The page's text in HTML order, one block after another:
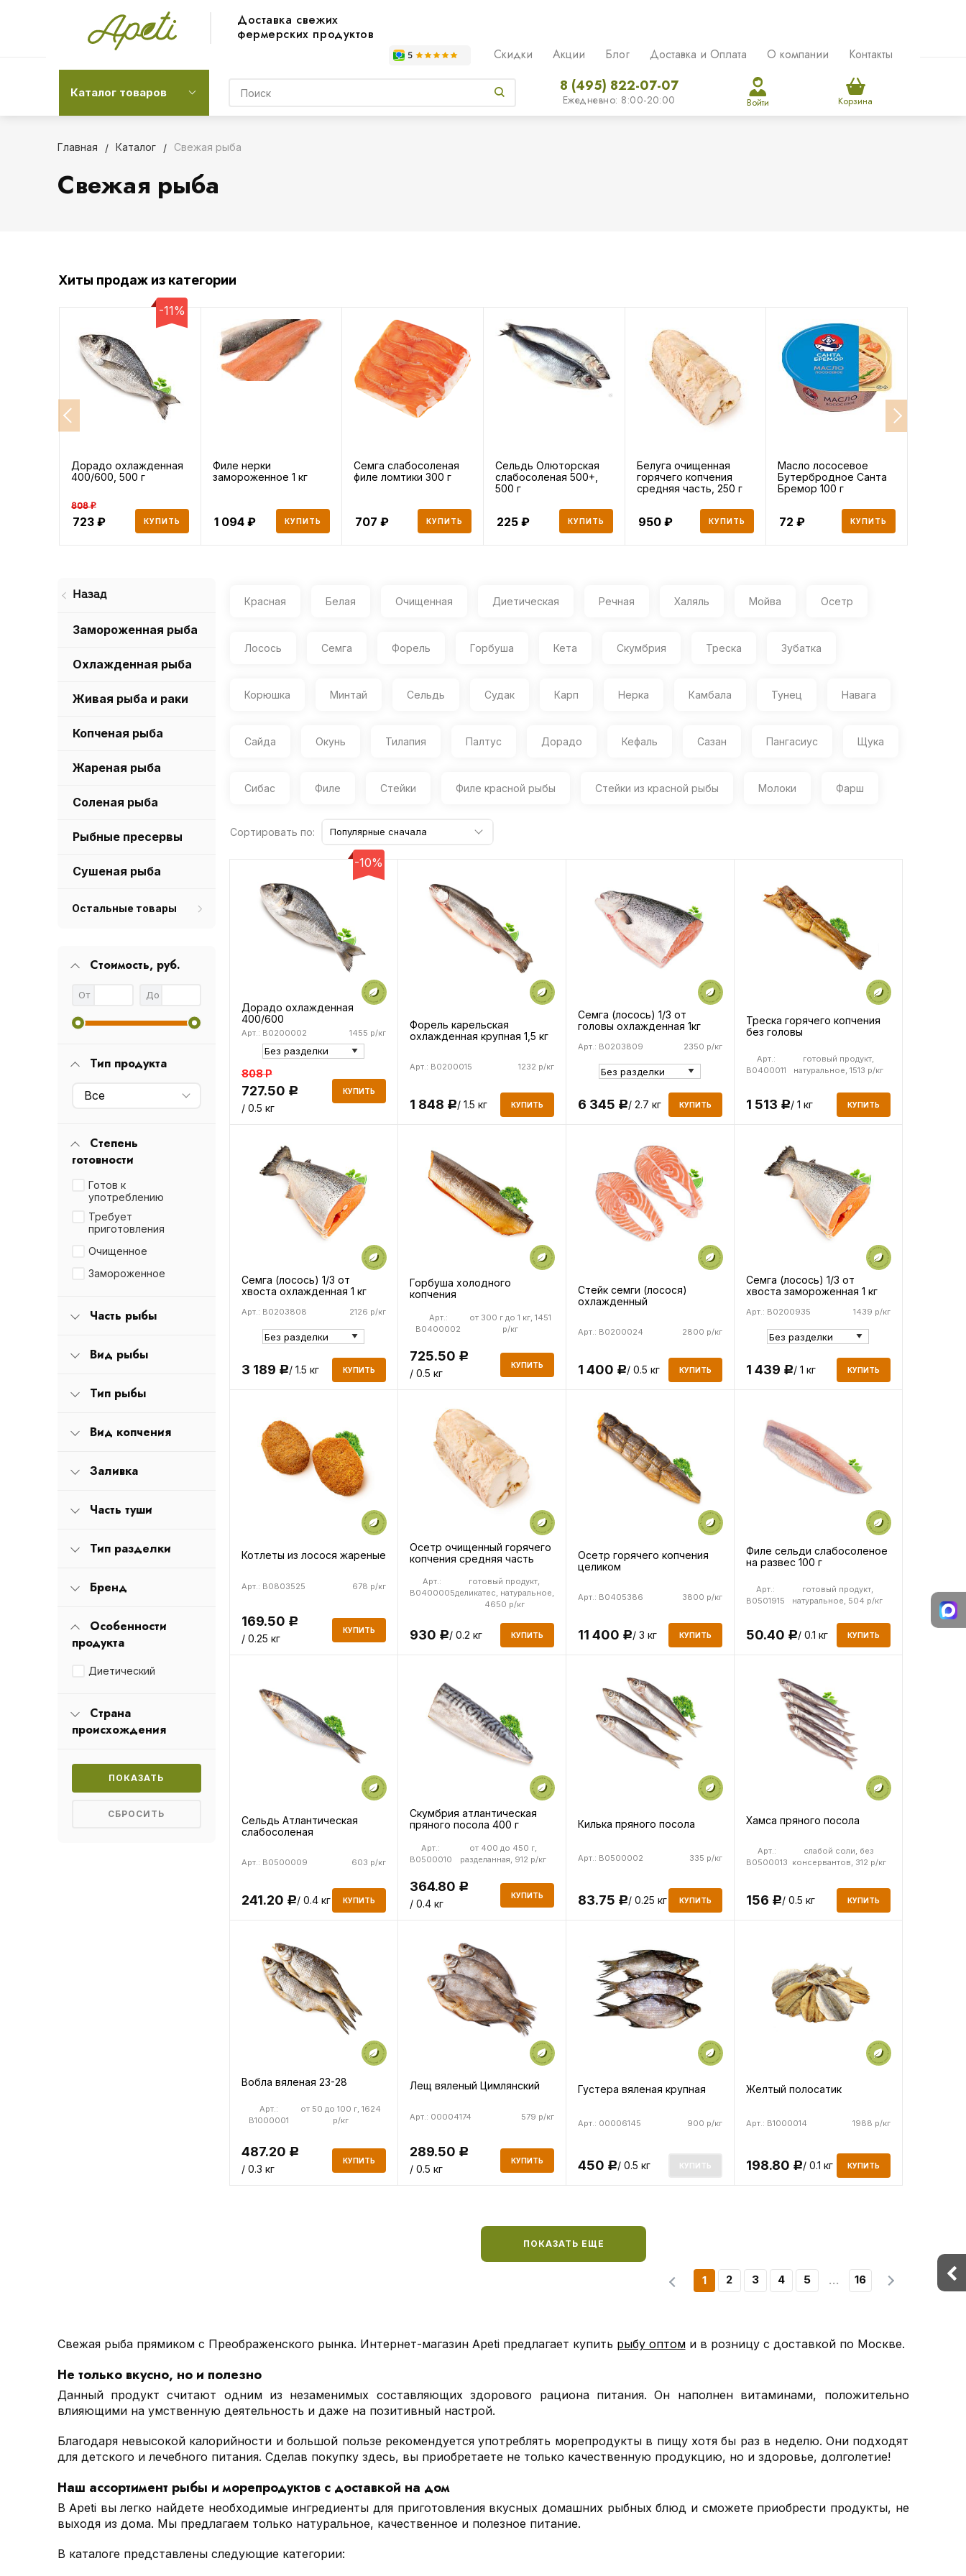
Доставка свежих
фермерских продуктов
Скидки Акции Блог Доставка и Оплата О компании Контакты
Каталог товаров 8 (495) 822-07-07
Ежедневно: 8:00-20:00 Войти Корзина
Главная Каталог Свежая рыба
Свежая рыба
Хиты продаж из категории
-11%
Дорадо охлажденная
400/600, 500 г
808 ₽
723 КУПИТЬ
Филе нерки
замороженное 1 кг
1 094 КУПИТЬ
Семга слабосоленая
филе ломтики 300 г
707 КУПИТЬ
Сельдь Олюторская
слабосоленая 500+,
500 г
225 КУПИТЬ
Белуга очищенная
горячего копчения
средняя часть, 250 г
950 КУПИТЬ
Масло лососевое
Бутербродное Санта
Бремор 100 г
72 КУПИТЬ
Назад
Замороженная рыба
Охлажденная рыба
Живая рыба и раки
Копченая рыба
Жареная рыба
Соленая рыба
Рыбные пресервы
Сушеная рыба
Остальные товары
Стоимость, руб.
От До
Тип продукта
Все
Степень
готовности
Готов к
употреблению
Требует
приготовления
Очищенное
Замороженное
Часть рыбы
Вид рыбы
Тип рыбы
Вид копчения
Заливка
Часть туши
Тип разделки
Бренд
Особенности
продукта
Диетический
Страна
происхождения
Красная Белая Очищенная Диетическая Речная Халяль Мойва Осетр
Лосось Семга Форель Горбуша Кета Скумбрия Треска Зубатка
Корюшка Минтай Сельдь Судак Карп Нерка Камбала Тунец Навага
Сайда Окунь Тилапия Палтус Дорадо Кефаль Сазан Пангасиус Щука
Сибас Филе Стейки Филе красной рыбы Стейки из красной рыбы Молоки Фарш
Сортировать по: Популярные сначала
-10%
Дорадо охлажденная
400/600
1455 р/кг
Арт.: B0200002
808Р
727.50 Р
/ 0.5 кг
КУПИТЬ
Форель карельская
охлажденная крупная 1,5 кг
1232 р/кг
Арт.: B0200015
1 848 Р/ 1.5 кг КУПИТЬ
Семга (лосось) 1/3 от
головы охлажденная 1кг
2350 р/кг
Арт.: B0203809
6 345 Р/ 2.7 кг КУПИТЬ
Треска горячего копчения
без головы
готовый продукт,
натуральное, 1513 р/кг
Арт.:
B0400011
1 513 Р/ 1 кг КУПИТЬ
Семга (лосось) 1/3 от
хвоста охлажденная 1 кг
2126 р/кг
Арт.: B0203808
3 189 Р/ 1.5 кг КУПИТЬ
Горбуша холодного
копчения
от 300 г до 1 кг, 1451
р/кг
Арт.:
B0400002
725.50 Р
/ 0.5 кг
КУПИТЬ
Стейк семги (лосося)
охлажденный
2800 р/кг
Арт.: B0200024
1 400 Р/ 0.5 кг КУПИТЬ
Семга (лосось) 1/3 от
хвоста замороженная 1 кг
1439 р/кг
Арт.: B0200935
1 439 Р/ 1 кг КУПИТЬ
Котлеты из лосося жареные
678 р/кг
Арт.: B0803525
169.50 Р
/ 0.25 кг
КУПИТЬ
Осетр очищенный горячего
копчения средняя часть
готовый продукт,
деликатес, натуральное,
4650 р/кг
Арт.:
B0400005
930 Р/ 0.2 кг КУПИТЬ
Осетр горячего копчения
целиком
3800 р/кг
Арт.: B0405386
11 400 Р/ 3 кг КУПИТЬ
Филе сельди слабосоленое
на развес 100 г
готовый продукт,
натуральное, 504 р/кг
Арт.:
B0501915
50.40 Р/ 0.1 кг КУПИТЬ
Сельдь Атлантическая
слабосоленая
603 р/кг
Арт.: B0500009
241.20 Р/ 0.4 кг КУПИТЬ
Скумбрия атлантическая
пряного посола 400 г
от 400 до 450 г,
разделанная, 912 р/кг
Арт.:
B0500010
364.80 Р
/ 0.4 кг
КУПИТЬ
Килька пряного посола
335 р/кг
Арт.: B0500002
83.75 Р/ 0.25 кг КУПИТЬ
Хамса пряного посола
слабой соли, без
консервантов, 312 р/кг
Арт.:
B0500013
156 Р/ 0.5 кг КУПИТЬ
Вобла вяленая 23-28
от 50 до 100 г, 1624
р/кг
Арт.:
B1000001
487.20 Р
/ 0.3 кг
КУПИТЬ
Лещ вяленый Цимлянский
579 р/кг
Арт.: 00004174
289.50 Р
/ 0.5 кг
КУПИТЬ
Густера вяленая крупная
900 р/кг
Арт.: 00006145
450 Р/ 0.5 кг КУПИТЬ
Желтый полосатик
1988 р/кг
Арт.: B1000014
198.80 Р/ 0.1 кг КУПИТЬ
ПОКАЗАТЬ ЕЩЕ
1 2 3 4 5 16
Свежая рыба прямиком с Преображенского рынка. Интернет-магазин Apeti предлагает купить рыбу оптоми в розницу с доставкой по Москве.
Не только вкусно, но и полезно
Данный продукт считают одним из незаменимых составляющих здорового рациона питания. Он наполнен витаминами, положительно
влияющими на умственную деятельность и даже на позитивный настрой.
Благодаря невысокой калорийности и большой пользе рекомендуется употреблять морепродукты в пищу хотя бы раз в неделю. Они подходят
для детского и лечебного питания. Сделав покупку здесь, вы приобретаете не только качественную продукцию, но и здоровье, долголетие!
Наш ассортимент рыбы и морепродуктов с доставкой на дом
В Apeti вы легко найдете необходимые ингредиенты для приготовления вкусных домашних рыбных блюд и сможете приобрести продукты, не
выходя из дома. Мы предлагаем только натуральное, качественное и полезное питание.
В каталоге представлены следующие категории: